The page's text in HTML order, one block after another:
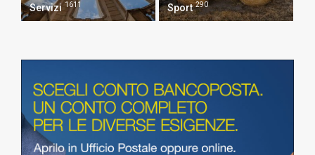
Servizi 1611 Sport 290